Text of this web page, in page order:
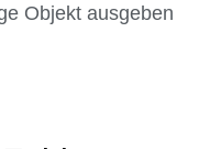
Objekt ausgeben